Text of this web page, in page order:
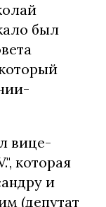
был
вице-
которая
и
(депутат